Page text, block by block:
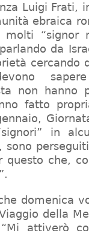
Luigi Frati,
ebraica
molti “signor
da
cercando
non hanno
fatto
in
questo che,
domenica
della
“Mi attiverò